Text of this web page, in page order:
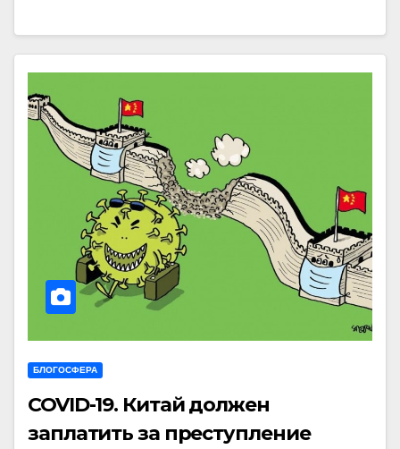
БЛОГОСФЕРА
COVID-19. Китай должен
заплатить за преступление